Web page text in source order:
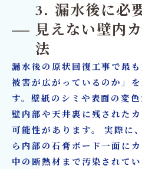
3. 漏水後に必
見えない壁内
法
漏水後の原状回復工事で最
被害が広がっているのか」
す。壁紙のシミや表面の変
壁内部や天井裏に残された
可能性があります。 実際に
ら内部の石膏ボード一面に
中の断熱材まで汚染されて